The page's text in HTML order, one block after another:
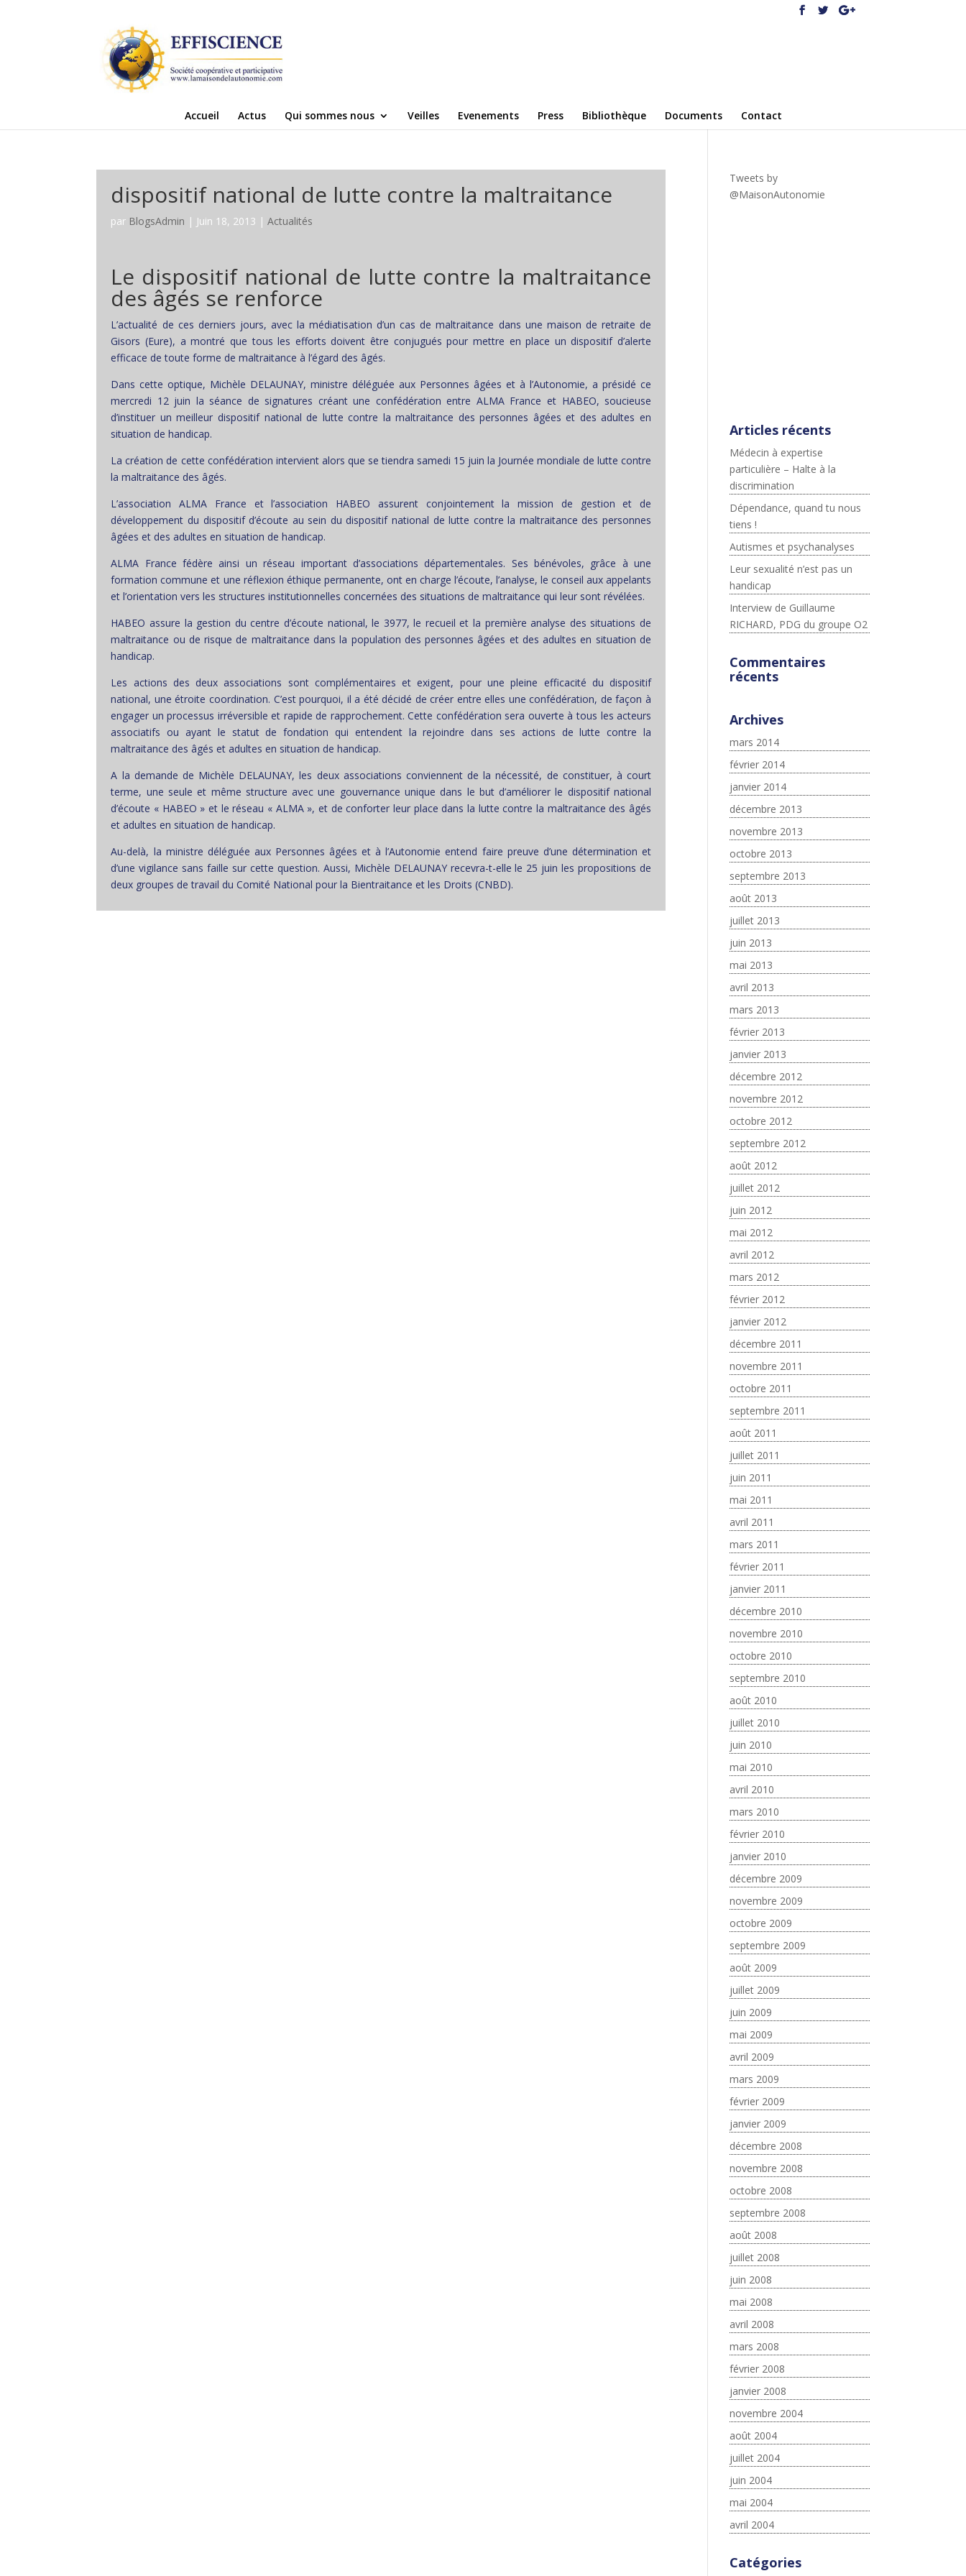
Accueil Actus Qui sommes nous Veilles Evenements Press Bibliothèque Documents Contact
dispositif national de lutte contre la maltraitance
par BlogsAdmin | Juin 18, 2013 |Actualités
Le dispositif national de lutte contre la maltraitance
des âgés se renforce
L’actualité de ces derniers jours, avec la médiatisation d’un cas de maltraitance dans une maison de retraite de
Gisors (Eure), a montré que tous les efforts doivent être conjugués pour mettre en place un dispositif d’alerte
efficace de toute forme de maltraitance à l’égard des âgés.
Dans cette optique, Michèle DELAUNAY, ministre déléguée aux Personnes âgées et à l’Autonomie, a présidé ce
mercredi 12 juin la séance de signatures créant une confédération entre ALMA France et HABEO, soucieuse
d’instituer un meilleur dispositif national de lutte contre la maltraitance des personnes âgées et des adultes en
situation de handicap.
La création de cette confédération intervient alors que se tiendra samedi 15 juin la Journée mondiale de lutte contre
la maltraitance des âgés.
L’association ALMA France et l’association HABEO assurent conjointement la mission de gestion et de
développement du dispositif d’écoute au sein du dispositif national de lutte contre la maltraitance des personnes
âgées et des adultes en situation de handicap.
ALMA France fédère ainsi un réseau important d’associations départementales. Ses bénévoles, grâce à une
formation commune et une réflexion éthique permanente, ont en charge l’écoute, l’analyse, le conseil aux appelants
et l’orientation vers les structures institutionnelles concernées des situations de maltraitance qui leur sont révélées.
HABEO assure la gestion du centre d’écoute national, le 3977, le recueil et la première analyse des situations de
maltraitance ou de risque de maltraitance dans la population des personnes âgées et des adultes en situation de
handicap.
Les actions des deux associations sont complémentaires et exigent, pour une pleine efficacité du dispositif
national, une étroite coordination. C’est pourquoi, il a été décidé de créer entre elles une confédération, de façon à
engager un processus irréversible et rapide de rapprochement. Cette confédération sera ouverte à tous les acteurs
associatifs ou ayant le statut de fondation qui entendent la rejoindre dans ses actions de lutte contre la
maltraitance des âgés et adultes en situation de handicap.
A la demande de Michèle DELAUNAY, les deux associations conviennent de la nécessité, de constituer, à court
terme, une seule et même structure avec une gouvernance unique dans le but d’améliorer le dispositif national
d’écoute « HABEO » et le réseau « ALMA », et de conforter leur place dans la lutte contre la maltraitance des âgés
et adultes en situation de handicap.
Au-delà, la ministre déléguée aux Personnes âgées et à l’Autonomie entend faire preuve d’une détermination et
d’une vigilance sans faille sur cette question. Aussi, Michèle DELAUNAY recevra-t-elle le 25 juin les propositions de
deux groupes de travail du Comité National pour la Bientraitance et les Droits (CNBD).
Tweets by
@MaisonAutonomie
Articles récents
Médecin à expertise
particulière – Halte à la
discrimination
Dépendance, quand tu nous
tiens !
Autismes et psychanalyses
Leur sexualité n’est pas un
handicap
Interview de Guillaume
RICHARD, PDG du groupe O2
Commentaires
récents
Archives
mars 2014
février 2014
janvier 2014
décembre 2013
novembre 2013
octobre 2013
septembre 2013
août 2013
juillet 2013
juin 2013
mai 2013
avril 2013
mars 2013
février 2013
janvier 2013
décembre 2012
novembre 2012
octobre 2012
septembre 2012
août 2012
juillet 2012
juin 2012
mai 2012
avril 2012
mars 2012
février 2012
janvier 2012
décembre 2011
novembre 2011
octobre 2011
septembre 2011
août 2011
juillet 2011
juin 2011
mai 2011
avril 2011
mars 2011
février 2011
janvier 2011
décembre 2010
novembre 2010
octobre 2010
septembre 2010
août 2010
juillet 2010
juin 2010
mai 2010
avril 2010
mars 2010
février 2010
janvier 2010
décembre 2009
novembre 2009
octobre 2009
septembre 2009
août 2009
juillet 2009
juin 2009
mai 2009
avril 2009
mars 2009
février 2009
janvier 2009
décembre 2008
novembre 2008
octobre 2008
septembre 2008
août 2008
juillet 2008
juin 2008
mai 2008
avril 2008
mars 2008
février 2008
janvier 2008
novembre 2004
août 2004
juillet 2004
juin 2004
mai 2004
avril 2004
Catégories